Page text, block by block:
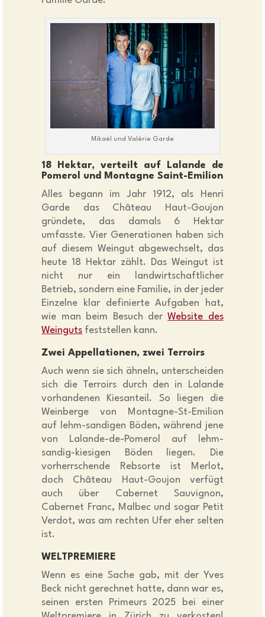
Mikaël und Valérie Garde
18 Hektar, verteilt auf Lalande de
Pomerol und Montagne Saint-Emilion
Alles begann im Jahr 1912, als Henri
Garde das Château Haut-Goujon
gründete, das damals 6 Hektar
umfasste. Vier Generationen haben sich
auf diesem Weingut abgewechselt, das
heute 18 Hektar zählt. Das Weingut ist
nicht nur ein landwirtschaftlicher
Betrieb, sondern eine Familie, in der jeder
Einzelne klar definierte Aufgaben hat,
wie man beim Besuch derWebsite des
Weinguts feststellen kann.
Zwei Appellationen, zwei Terroirs
Auch wenn sie sich ähneln, unterscheiden
sich die Terroirs durch den in Lalande
vorhandenen Kiesanteil. So liegen die
Weinberge von Montagne-St-Emilion
auf lehm-sandigen Böden, während jene
von Lalande-de-Pomerol auf lehm-
sandig-kiesigen Böden liegen. Die
vorherrschende Rebsorte ist Merlot,
doch Château Haut-Goujon verfügt
auch über Cabernet Sauvignon,
Cabernet Franc, Malbec und sogar Petit
Verdot, was am rechten Ufer eher selten
ist.
WELTPREMIERE
Wenn es eine Sache gab, mit der Yves
Beck nicht gerechnet hatte, dann war es,
seinen ersten Primeurs 2025 bei einer